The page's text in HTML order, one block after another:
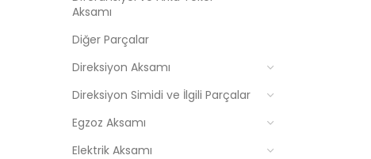
Aksamı
Diğer Parçalar
Direksiyon Aksamı
Direksiyon Simidi ve İlgili Parçalar
Egzoz Aksamı
Elektrik Aksamı